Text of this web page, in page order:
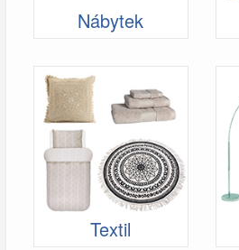
Nábytek
Textil